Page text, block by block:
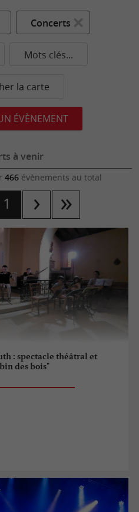
Concerts
Mots clés...
la carte
ÉVÈNEMENT
à venir
466évènements au total
1
: spectacle théâtral et
des bois"